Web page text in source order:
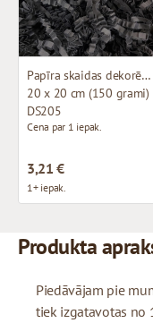
Papīra skaidas dekorēšanai
20 x 20 cm (150 grami)
DS205
Cena par 1 iepak.
3,21 €
1+ iepak.
Produkta
Piedāvājam pie
tiek izgatavotas no